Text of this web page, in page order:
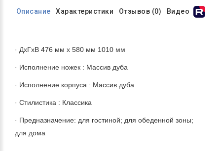
Описание Характеристики Отзывов (0) Видео
· ДхГхВ 476 мм х 580 мм 1010 мм
· Исполнение ножек : Массив дуба
· Исполнение корпуса : Массив дуба
· Стилистика : Классика
· Предназначение: для гостиной; для обеденной зоны;
для дома